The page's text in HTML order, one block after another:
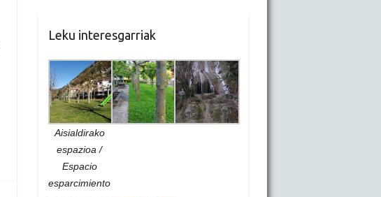
Leku interesgarriak
Aisialdirako
espazioa /
Espacio
esparcimiento